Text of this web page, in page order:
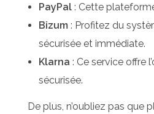
PayPal: Cette
Bizum: Profitez du
sécurisée et immédiate.
Klarna : Ce service offre
sécurisée.
De plus, n’oubliez pas